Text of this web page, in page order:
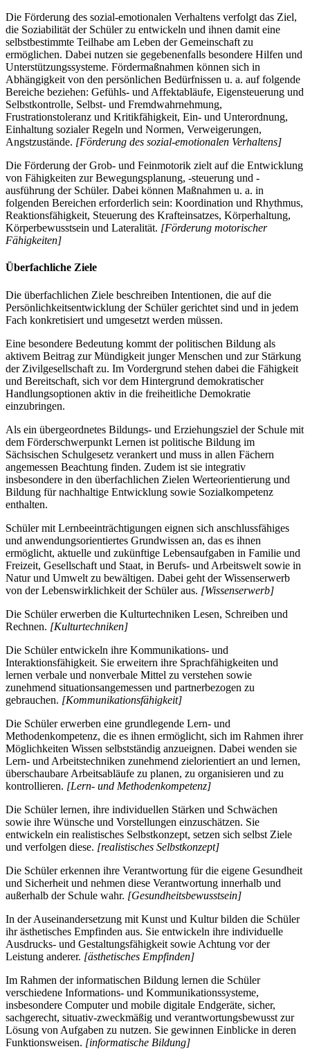
Die Förderung des sozial-emotionalen Verhaltens verfolgt das Ziel,
die Soziabilität der Schüler zu entwickeln und ihnen damit eine
selbstbestimmte Teilhabe am Leben der Gemeinschaft zu
ermöglichen. Dabei nutzen sie gegebenenfalls besondere Hilfen und
Unterstützungssysteme. Fördermaßnahmen können sich in
Abhängigkeit von den persönlichen Bedürfnissen u. a. auf folgende
Bereiche beziehen: Gefühls- und Affektabläufe, Eigensteuerung und
Selbstkontrolle, Selbst- und Fremdwahrnehmung,
Frustrationstoleranz und Kritikfähigkeit, Ein- und Unterordnung,
Einhaltung sozialer Regeln und Normen, Verweigerungen,
Angstzustände. [Förderung des sozial-emotionalen Verhaltens]
Die Förderung der Grob- und Feinmotorik zielt auf die Entwicklung
von Fähigkeiten zur Bewegungsplanung, -steuerung und -
ausführung der Schüler. Dabei können Maßnahmen u. a. in
folgenden Bereichen erforderlich sein: Koordination und Rhythmus,
Reaktionsfähigkeit, Steuerung des Krafteinsatzes, Körperhaltung,
Körperbewusstsein und Lateralität. [Förderung motorischer
Fähigkeiten]
Überfachliche Ziele
Die überfachlichen Ziele beschreiben Intentionen, die auf die
Persönlichkeitsentwicklung der Schüler gerichtet sind und in jedem
Fach konkretisiert und umgesetzt werden müssen.
Eine besondere Bedeutung kommt der politischen Bildung als
aktivem Beitrag zur Mündigkeit junger Menschen und zur Stärkung
der Zivilgesellschaft zu. Im Vordergrund stehen dabei die Fähigkeit
und Bereitschaft, sich vor dem Hintergrund demokratischer
Handlungsoptionen aktiv in die freiheitliche Demokratie
einzubringen.
Als ein übergeordnetes Bildungs- und Erziehungsziel der Schule mit
dem Förderschwerpunkt Lernen ist politische Bildung im
Sächsischen Schulgesetz verankert und muss in allen Fächern
angemessen Beachtung finden. Zudem ist sie integrativ
insbesondere in den überfachlichen Zielen Werteorientierung und
Bildung für nachhaltige Entwicklung sowie Sozialkompetenz
enthalten.
Schüler mit Lernbeeinträchtigungen eignen sich anschlussfähiges
und anwendungsorientiertes Grundwissen an, das es ihnen
ermöglicht, aktuelle und zukünftige Lebensaufgaben in Familie und
Freizeit, Gesellschaft und Staat, in Berufs- und Arbeitswelt sowie in
Natur und Umwelt zu bewältigen. Dabei geht der Wissenserwerb
von der Lebenswirklichkeit der Schüler aus. [Wissenserwerb]
Die Schüler erwerben die Kulturtechniken Lesen, Schreiben und
Rechnen. [Kulturtechniken]
Die Schüler entwickeln ihre Kommunikations- und
Interaktionsfähigkeit. Sie erweitern ihre Sprachfähigkeiten und
lernen verbale und nonverbale Mittel zu verstehen sowie
zunehmend situationsangemessen und partnerbezogen zu
gebrauchen. [Kommunikationsfähigkeit]
Die Schüler erwerben eine grundlegende Lern- und
Methodenkompetenz, die es ihnen ermöglicht, sich im Rahmen ihrer
Möglichkeiten Wissen selbstständig anzueignen. Dabei wenden sie
Lern- und Arbeitstechniken zunehmend zielorientiert an und lernen,
überschaubare Arbeitsabläufe zu planen, zu organisieren und zu
kontrollieren. [Lern- und Methodenkompetenz]
Die Schüler lernen, ihre individuellen Stärken und Schwächen
sowie ihre Wünsche und Vorstellungen einzuschätzen. Sie
entwickeln ein realistisches Selbstkonzept, setzen sich selbst Ziele
und verfolgen diese. [realistisches Selbstkonzept]
Die Schüler erkennen ihre Verantwortung für die eigene Gesundheit
und Sicherheit und nehmen diese Verantwortung innerhalb und
außerhalb der Schule wahr. [Gesundheitsbewusstsein]
In der Auseinandersetzung mit Kunst und Kultur bilden die Schüler
ihr ästhetisches Empfinden aus. Sie entwickeln ihre individuelle
Ausdrucks- und Gestaltungsfähigkeit sowie Achtung vor der
Leistung anderer. [ästhetisches Empfinden]
Im Rahmen der informatischen Bildung lernen die Schüler
verschiedene Informations- und Kommunikationssysteme,
insbesondere Computer und mobile digitale Endgeräte, sicher,
sachgerecht, situativ-zweckmäßig und verantwortungsbewusst zur
Lösung von Aufgaben zu nutzen. Sie gewinnen Einblicke in deren
Funktionsweisen. [informatische Bildung]